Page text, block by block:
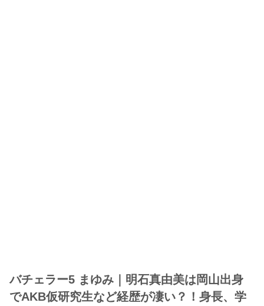
バチェラー5 まゆみ｜明石真由美は岡山出身
でAKB仮研究生など経歴が凄い？！身長、学